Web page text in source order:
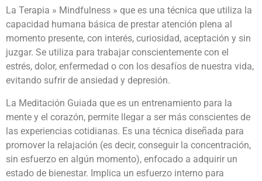
La Terapia » Mindfulness » que es una técnica que utiliza la
capacidad humana básica de prestar atención plena al
momento presente, con interés, curiosidad, aceptación y sin
juzgar. Se utiliza para trabajar conscientemente con el
estrés, dolor, enfermedad o con los desafíos de nuestra vida,
evitando sufrir de ansiedad y depresión.
La Meditación Guiada que es un entrenamiento para la
mente y el corazón, permite llegar a ser más conscientes de
las experiencias cotidianas. Es una técnica diseñada para
promover la relajación (es decir, conseguir la concentración,
sin esfuerzo en algún momento), enfocado a adquirir un
estado de bienestar. Implica un esfuerzo interno para